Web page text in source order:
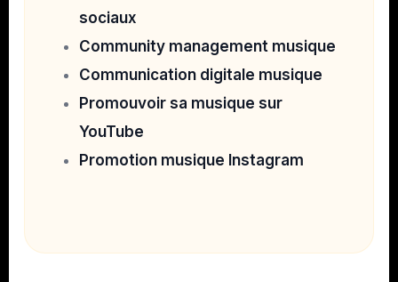
sociaux
Community management musique
Communication digitale musique
Promouvoir sa musique sur
YouTube
Promotion musique Instagram